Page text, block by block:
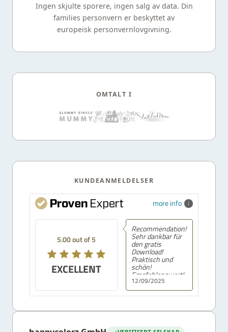
Ingen skjulte sporere, ingen salg av data. Din
families personvern er beskyttet av
europeisk personvernlovgivning.
OMTALT I
KUNDEANMELDELSER
more info
5.00 out of 5
EXCELLENT
12/09/2025
Recommendation!
Sehr dankbar für
den gratis
Download!
Praktisch und
schön!
Empfehlenswert!